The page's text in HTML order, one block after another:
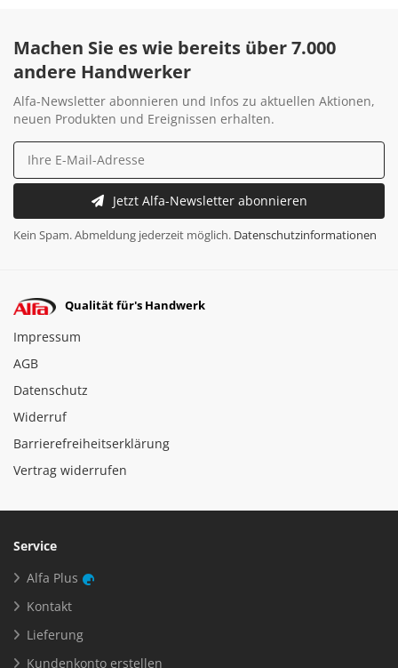
Machen Sie es wie bereits über 7.000
andere Handwerker
Alfa-Newsletter abonnieren und Infos zu aktuellen Aktionen,
neuen Produkten und Ereignissen erhalten.
Jetzt Alfa-Newsletter abonnieren
Kein Spam. Abmeldung jederzeit möglich. Datenschutzinformationen
Qualität für's Handwerk
Impressum
AGB
Datenschutz
Widerruf
Barrierefreiheitserklärung
Vertrag widerrufen
Service
Alfa Plus
Kontakt
Lieferung
Kundenkonto erstellen